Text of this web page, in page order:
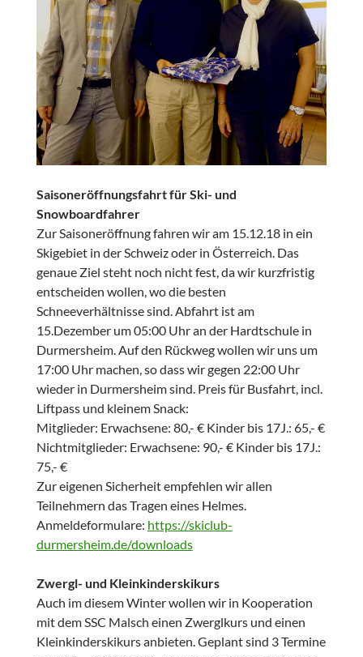
Saisoneröffnungsfahrt für Ski- und
Snowboardfahrer
Zur Saisoneröffnung fahren wir am 15.12.18 in ein
Skigebiet in der Schweiz oder in Österreich. Das
genaue Ziel steht noch nicht fest, da wir kurzfristig
entscheiden wollen, wo die besten
Schneeverhältnisse sind. Abfahrt ist am
15.Dezember um 05:00 Uhr an der Hardtschule in
Durmersheim. Auf den Rückweg wollen wir uns um
17:00 Uhr machen, so dass wir gegen 22:00 Uhr
wieder in Durmersheim sind. Preis für Busfahrt, incl.
Liftpass und kleinem Snack:
Mitglieder: Erwachsene: 80,- € Kinder bis 17J.: 65,- €
Nichtmitglieder: Erwachsene: 90,- € Kinder bis 17J.:
75,- €
Zur eigenen Sicherheit empfehlen wir allen
Teilnehmern das Tragen eines Helmes.
Anmeldeformulare: https://skiclub-
durmersheim.de/downloads
Zwergl- und Kleinkinderskikurs
Auch im diesem Winter wollen wir in Kooperation
mit dem SSC Malsch einen Zwerglkurs und einen
Kleinkinderskikurs anbieten. Geplant sind 3 Termine